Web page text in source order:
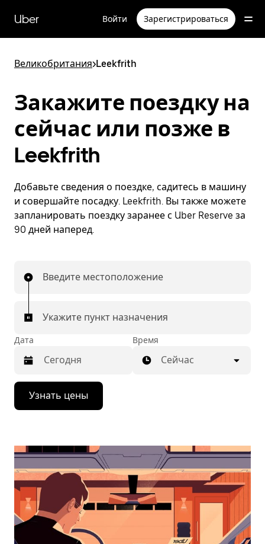
перейти
к
содержимому
Uber Войти Зарегистрироваться
Великобритания>Leekfrith
Закажите поездку на
сейчас или позже в
Leekfrith
Добавьте сведения о поездке, садитесь в машину
и совершайте посадку. Leekfrith. Вы также можете
запланировать поездку заранее с Uber Reserve за
90 дней наперед.
Введите местоположение
Укажите пункт назначения
Дата
Нажмите
стрелку
вниз,
календарю
выбрать
дату.
Чтобы
закрыть
календарь,
нажмите
Esc.
Время
Сейчас
Узнать цены